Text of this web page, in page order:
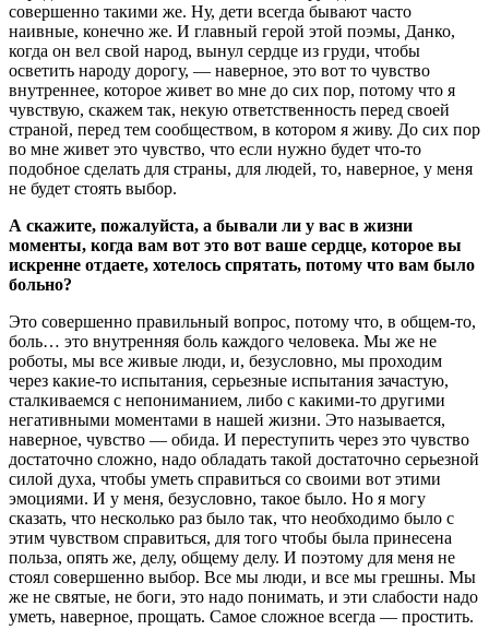
совершенно такими же. Ну, дети всегда бывают часто
наивные, конечно же. И главный герой этой поэмы, Данко,
когда он вел свой народ, вынул сердце из груди, чтобы
осветить народу дорогу, — наверное, это вот то чувство
внутреннее, которое живет во мне до сих пор, потому что я
чувствую, скажем так, некую ответственность перед своей
страной, перед тем сообществом, в котором я живу. До сих пор
во мне живет это чувство, что если нужно будет что-то
подобное сделать для страны, для людей, то, наверное, у меня
не будет стоять выбор.
А скажите, пожалуйста, а бывали ли у вас в жизни
моменты, когда вам вот это вот ваше сердце, которое вы
искренне отдаете, хотелось спрятать, потому что вам было
больно?
Это совершенно правильный вопрос, потому что, в общем-то,
боль… это внутренняя боль каждого человека. Мы же не
роботы, мы все живые люди, и, безусловно, мы проходим
через какие-то испытания, серьезные испытания зачастую,
сталкиваемся с непониманием, либо с какими-то другими
негативными моментами в нашей жизни. Это называется,
наверное, чувство — обида. И переступить через это чувство
достаточно сложно, надо обладать такой достаточно серьезной
силой духа, чтобы уметь справиться со своими вот этими
эмоциями. И у меня, безусловно, такое было. Но я могу
сказать, что несколько раз было так, что необходимо было с
этим чувством справиться, для того чтобы была принесена
польза, опять же, делу, общему делу. И поэтому для меня не
стоял совершенно выбор. Все мы люди, и все мы грешны. Мы
же не святые, не боги, это надо понимать, и эти слабости надо
уметь, наверное, прощать. Самое сложное всегда — простить.